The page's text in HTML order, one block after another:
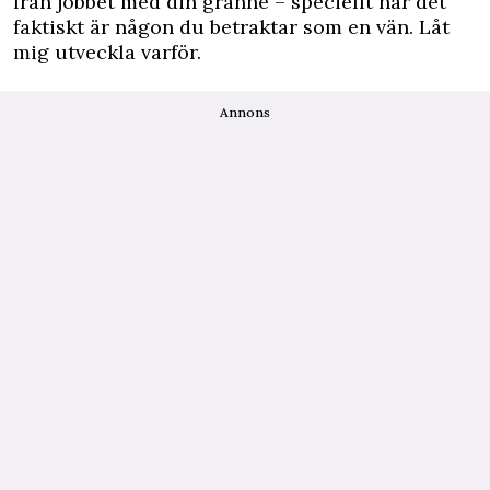
faktiskt är någon du betraktar som en vän. Låt
mig utveckla varför.
Annons